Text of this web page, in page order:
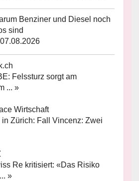
Benziner und Diesel noch
sind
Felssturz sorgt am
... »
in Zürich: Fall Vincenz: Zwei
Re kritisiert: «Das Risiko
»